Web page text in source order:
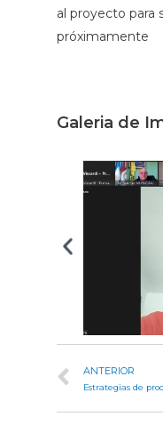
al proyecto para
próximamente
Galeria de
ANTERIOR